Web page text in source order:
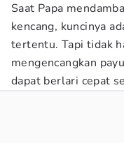
Saat Papa
kencang, kuncinya
tertentu. Tapi tidak
mengencangkan
dapat berlari cepat